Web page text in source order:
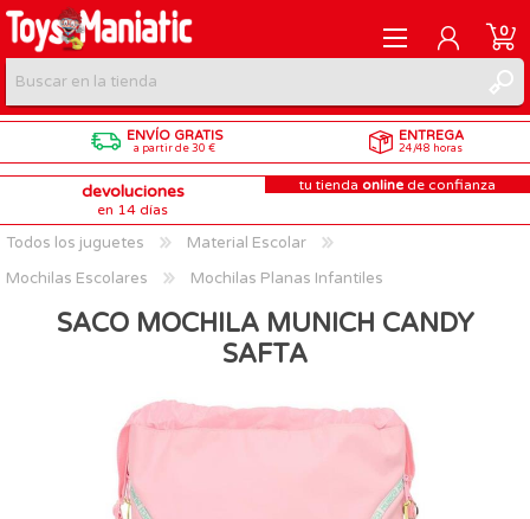
REGISTRARME
INICIAR SESIÓN
0
ENVÍO GRATIS
a partir de 30 €
ENTREGA
24/48 horas
devoluciones
en 14 días
tu tienda online de confianza
Todos los juguetes
Material Escolar
Mochilas Escolares
Mochilas Planas Infantiles
SACO MOCHILA MUNICH CANDY
SAFTA